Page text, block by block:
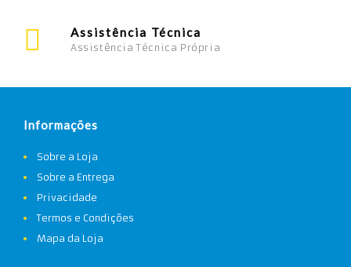
Assistência Técnica
Assistência Técnica Própria
Informações
Sobre a Loja
Sobre a Entrega
Privacidade
Termos e Condições
Mapa da Loja